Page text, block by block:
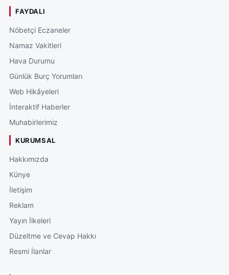
FAYDALI
Nöbetçi Eczaneler
Namaz Vakitleri
Hava Durumu
Günlük Burç Yorumları
Web Hikâyeleri
İnteraktif Haberler
Muhabirlerimiz
KURUMSAL
Hakkımızda
Künye
İletişim
Reklam
Yayın İlkeleri
Düzeltme ve Cevap Hakkı
Resmi İlanlar